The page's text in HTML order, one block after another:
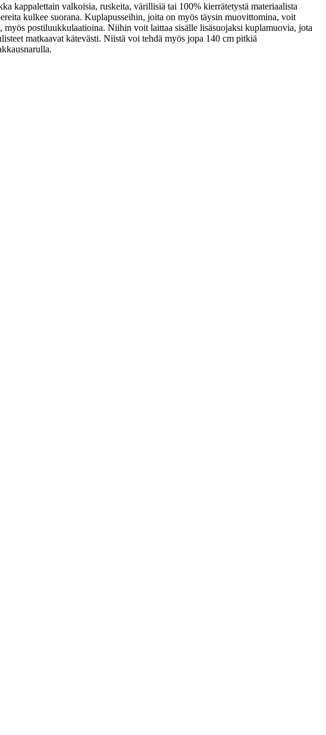
kappalettain valkoisia, ruskeita, värillisiä tai 100% kierrätetystä materiaalista
kulkee suorana. Kuplapusseihin, joita on myös täysin muovittomina, voit
postiluukkulaatioina. Niihin voit laittaa sisälle lisäsuojaksi kuplamuovia, jota
matkaavat kätevästi. Niistä voi tehdä myös jopa 140 cm pitkiä